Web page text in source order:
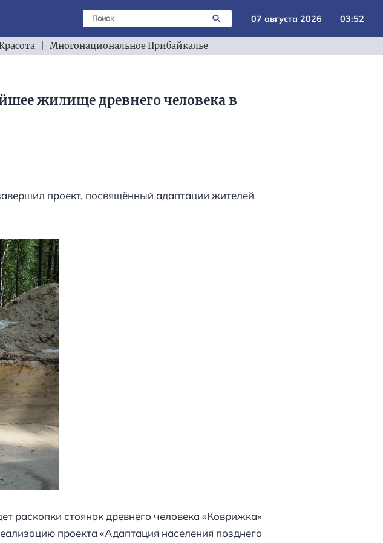
07 августа 2026 03:52
Многонациональное Прибайкалье
жилище древнего человека в
проект, посвящённый адаптации жителей
раскопки стоянок древнего человека «Коврижка»
проекта «Адаптация населения позднего